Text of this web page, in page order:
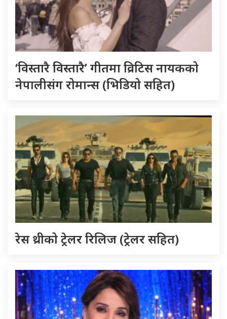
‘विस्तारै विस्तारै’ गीतमा व्रिटिस नायकको
नेपालीसंग रोमान्स (भिडियो सहित)
रेस थ्रीको ट्रेलर रिलिज (ट्रेलर सहित)